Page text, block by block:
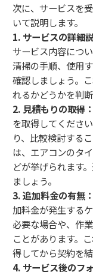
次に、サービスを
いて説明します。
1. サービスの詳細
サービス内容につ
清掃の手順、使用
確認しましょう。
れるかどうかを判断
2. 見積もりの取得：
を取得してくださ
り、比較検討する
は、エアコンのタ
どが挙げられます
ましょう。
3. 追加料金の有無：
加料金が発生する
必要な場合や、作
ことがあります。
得してから契約を
4. サービス後のフ